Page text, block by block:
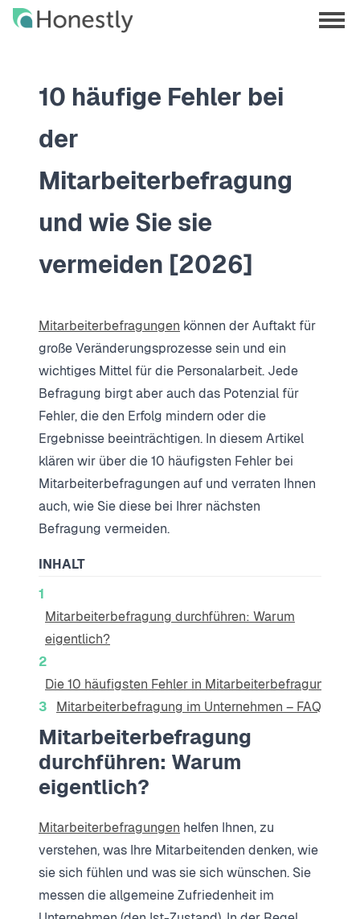
Skip
Skip
menu
10 häufige Fehler bei
der
Mitarbeiterbefragung
und wie Sie sie
vermeiden [2026]
Mitarbeiterbefragungen können der Auftakt für
große Veränderungsprozesse sein und ein
wichtiges Mittel für die Personalarbeit. Jede
Befragung birgt aber auch das Potenzial für
Fehler, die den Erfolg mindern oder die
Ergebnisse beeinträchtigen. In diesem Artikel
klären wir über die 10 häufigsten Fehler bei
Mitarbeiterbefragungen auf und verraten Ihnen
auch, wie Sie diese bei Ihrer nächsten
Befragung vermeiden.
INHALT
Mitarbeiterbefragung durchführen: Warum
eigentlich?
Die 10 häufigsten Fehler in Mitarbeiterbefragungen
Mitarbeiterbefragung im Unternehmen – FAQ
Mitarbeiterbefragung
durchführen: Warum
eigentlich?
Mitarbeiterbefragungen helfen Ihnen, zu
verstehen, was Ihre Mitarbeitenden denken, wie
sie sich fühlen und was sie sich wünschen. Sie
messen die allgemeine Zufriedenheit im